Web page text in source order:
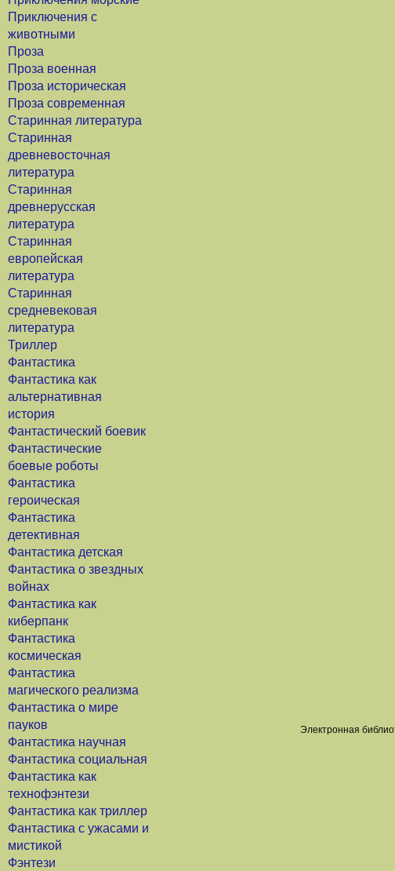
Приключения с
животными
Проза
Проза военная
Проза историческая
Проза современная
Старинная литература
Старинная
древневосточная
литература
Старинная
древнерусская
литература
Старинная
европейская
литература
Старинная
средневековая
литература
Триллер
Фантастика
Фантастика как
альтернативная
история
Фантастический боевик
Фантастические
боевые роботы
Фантастика
героическая
Фантастика
детективная
Фантастика детская
Фантастика о звездных
войнах
Фантастика как
киберпанк
Фантастика
космическая
Фантастика
магического реализма
Фантастика о мире
пауков
Фантастика научная
Фантастика социальная
Фантастика как
технофэнтези
Фантастика как триллер
Фантастика с ужасами и
мистикой
Фэнтези
Электронная